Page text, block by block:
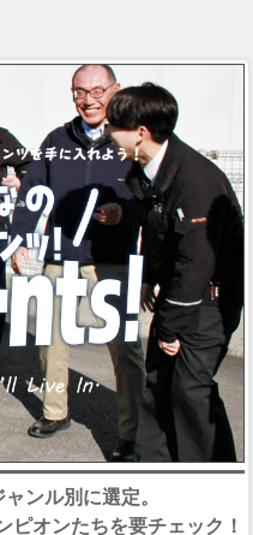
ンル別に選定。
ピオンたちを要チェック！